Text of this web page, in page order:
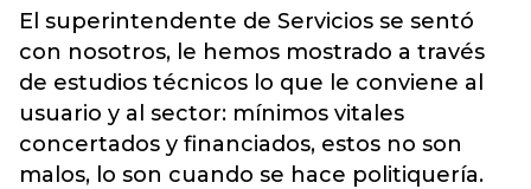
El superintendente de Servicios se sentó
con nosotros, le hemos mostrado a través
de estudios técnicos lo que le conviene al
usuario y al sector: mínimos vitales
concertados y financiados, estos no son
malos, lo son cuando se hace politiquería.